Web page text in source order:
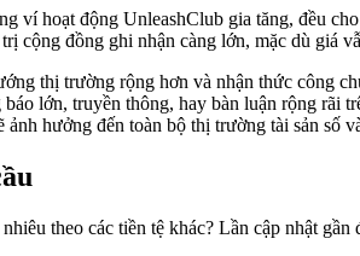
ví hoạt động UnleashClub gia tăng, đều
cộng đồng ghi nhận càng lớn, mặc dù giá
thị trường rộng hơn và nhận thức công
lớn, truyền thông, hay bàn luận rộng rãi
hưởng đến toàn bộ thị trường tài sản số
theo các tiền tệ khác? Lần cập nhật